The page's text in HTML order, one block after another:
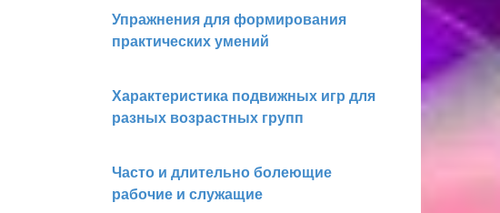
Упражнения для формирования
практических умений
Характеристика подвижных игр для
разных возрастных групп
Часто и длительно болеющие
рабочие и служащие